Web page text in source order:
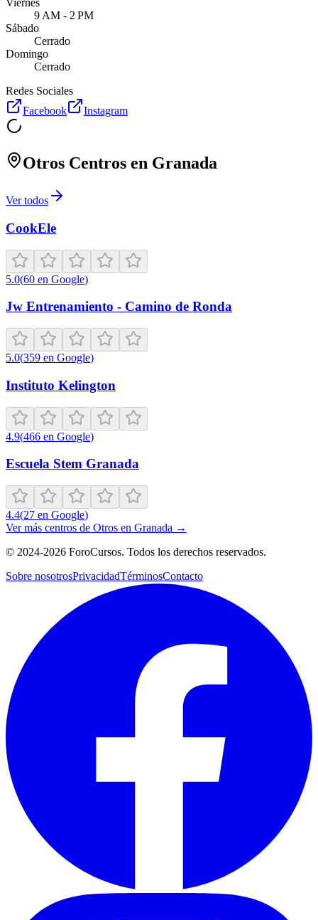
Viernes
9 AM - 2 PM
Sábado
Cerrado
Domingo
Cerrado
Redes Sociales
Facebook
Instagram
Otros Centros en Granada
Ver todos
CookEle
5.0(60 en Google)
Jw Entrenamiento - Camino de Ronda
5.0(359 en Google)
Instituto Kelington
4.9(466 en Google)
Escuela Stem Granada
4.4(27 en Google)
Ver más centros de Otros en Granada →
© 2024-2026 ForoCursos. Todos los derechos reservados.
Sobre nosotrosPrivacidadTérminosContacto